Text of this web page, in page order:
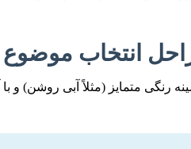
رنگی متمایز (مثلاً آبی روشن)